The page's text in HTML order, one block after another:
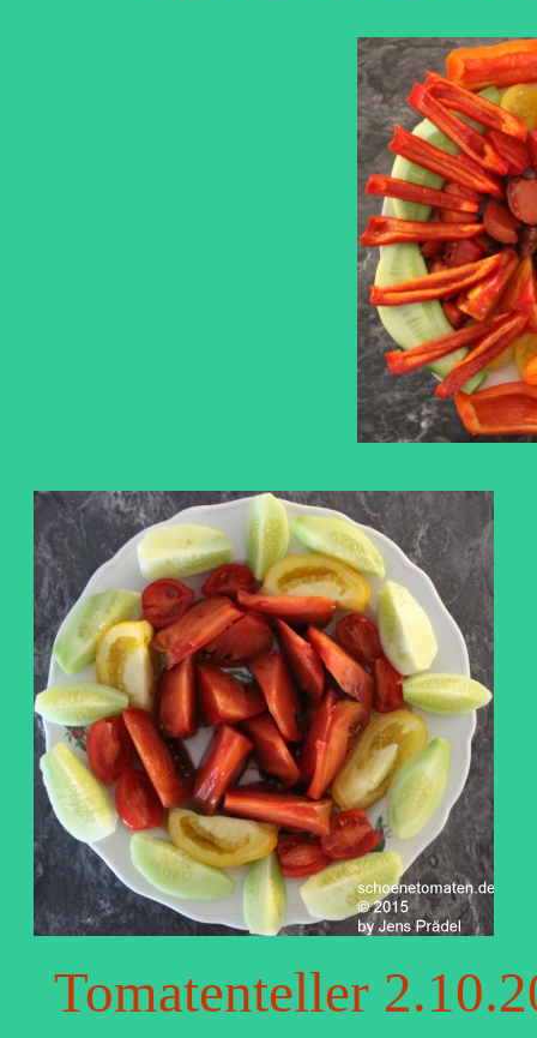
Tomatenteller